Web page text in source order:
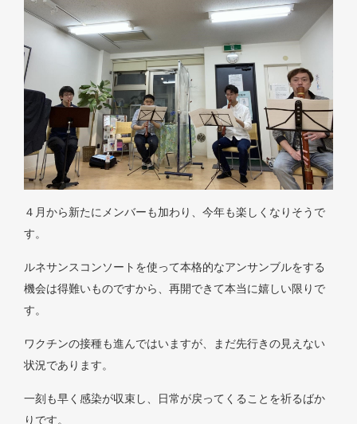
４月から新たにメンバーも加わり、今年も楽しくなりそうで
す。
ルネサンスコンソートを使って本格的なアンサンブルをする
機会は得難いものですから、再開できて本当に嬉しい限りで
す。
ワクチンの接種も進んではいますが、まだ先行きの見えない
状況であります。
一刻も早く感染が収束し、日常が戻ってくることを祈るばか
りです。